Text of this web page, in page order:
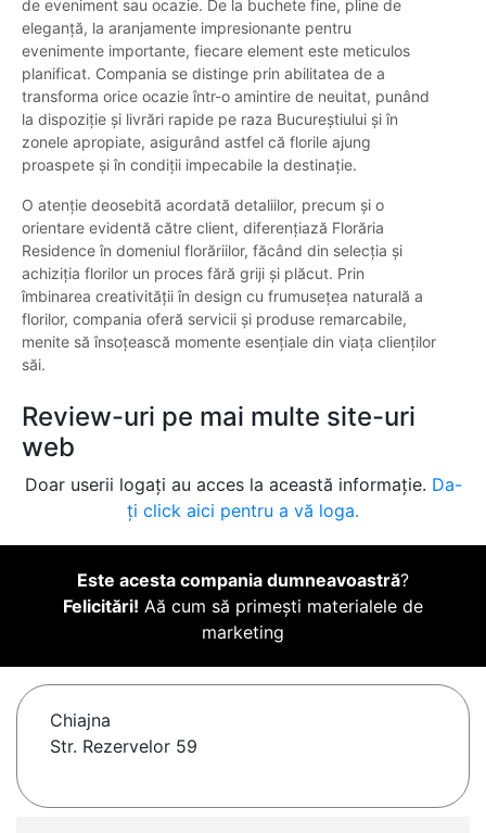
de eveniment sau ocazie. De la buchete fine, pline de
eleganță, la aranjamente impresionante pentru
evenimente importante, fiecare element este meticulos
planificat. Compania se distinge prin abilitatea de a
transforma orice ocazie într-o amintire de neuitat, punând
la dispoziție și livrări rapide pe raza Bucureștiului și în
zonele apropiate, asigurând astfel că florile ajung
proaspete și în condiții impecabile la destinație.
O atenție deosebită acordată detaliilor, precum și o
orientare evidentă către client, diferențiază Florăria
Residence în domeniul florăriilor, făcând din selecția și
achiziția florilor un proces fără griji și plăcut. Prin
îmbinarea creativității în design cu frumusețea naturală a
florilor, compania oferă servicii și produse remarcabile,
menite să însoțească momente esențiale din viața clienților
săi.
Review-uri pe mai multe site-uri
web
Doar userii logați au acces la această informație. Da-
ți click aici pentru a vă loga.
Este acesta compania dumneavoastră?
Felicitări! Aă cum să primești materialele de
marketing
Chiajna
Str. Rezervelor 59